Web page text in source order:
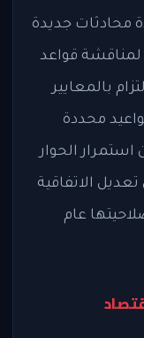
محادثات جديدة
مع ممثلي المكسيك في يوليو 2026 لمناقشة قواعد
بالمعايير
محددة
الحوار
الاتفاقية
عام